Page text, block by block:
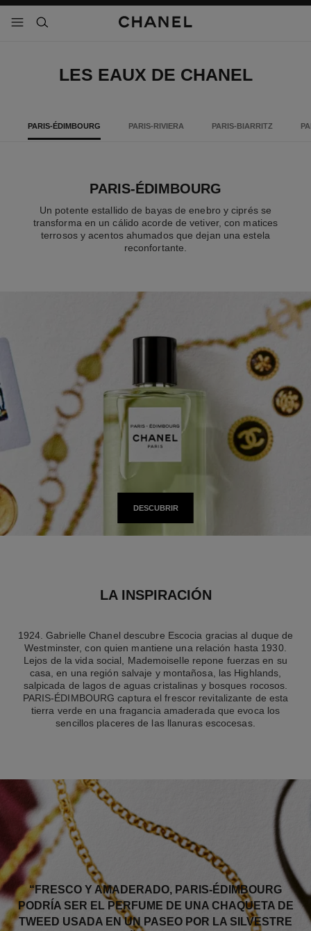
- navegación principal
buscar
LES EAUX DE CHANEL
PARIS-ÉDIMBOURG PARIS-RIVIERA PARIS-BIARRITZ
PARIS-ÉDIMBOURG
Un potente estallido de bayas de enebro y ciprés se
transforma en un cálido acorde de vetiver, con matices
terrosos y acentos ahumados que dejan una estela
reconfortante.
DESCUBRIR
LA INSPIRACIÓN
1924. Gabrielle Chanel descubre Escocia gracias al duque de
Westminster, con quien mantiene una relación hasta 1930.
Lejos de la vida social, Mademoiselle repone fuerzas en su
casa, en una región salvaje y montañosa, las Highlands,
salpicada de lagos de aguas cristalinas y bosques rocosos.
PARIS-ÉDIMBOURG captura el frescor revitalizante de esta
tierra verde en una fragancia amaderada que evoca los
sencillos placeres de las llanuras escocesas.
“FRESCO Y AMADERADO, PARIS-ÉDIMBOURG
PODRÍA SER EL PERFUME DE UNA CHAQUETA DE
TWEED USADA EN UN PASEO POR LA SILVESTRE